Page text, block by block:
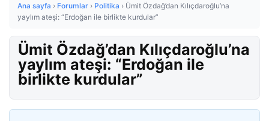
Ana sayfa › Forumlar › Politika › Ümit Özdağ’dan Kılıçdaroğlu’na
yaylım ateşi: “Erdoğan ile birlikte kurdular”
Ümit Özdağ’dan Kılıçdaroğlu’na
yaylım ateşi: “Erdoğan ile
birlikte kurdular”